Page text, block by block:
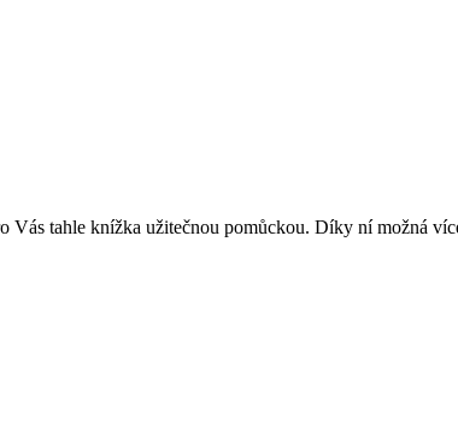
Vás tahle knížka užitečnou pomůckou. Díky ní možná